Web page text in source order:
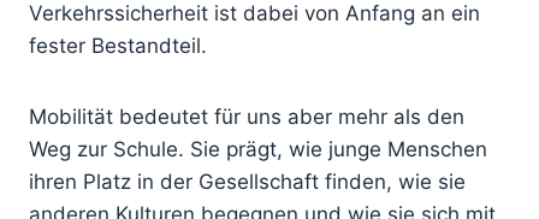
Verkehrssicherheit ist dabei von Anfang an ein
fester Bestandteil.
Mobilität bedeutet für uns aber mehr als den
Weg zur Schule. Sie prägt, wie junge Menschen
ihren Platz in der Gesellschaft finden, wie sie
anderen Kulturen begegnen und wie sie sich mit